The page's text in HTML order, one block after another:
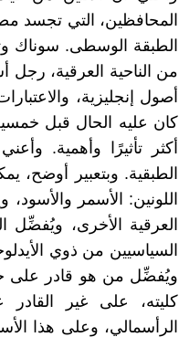
المحافظين، التي تجسد
الطبقة الوسطى. سوناك
من الناحية العرقية،
أصول إنجليزية،
كان عليه الحال قبل
أكثر تأثيرًا وأهمية.
الطبقية. وبتعبير أوضح،
اللونين: الأسمر
العرقية الأخرى، ويُفضِّل
السياسيين من ذوي
ويُفضِّل من هو قادر على
كليته، على غير القادر
الرأسمالي، وعلى هذا